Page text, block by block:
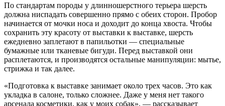
По стандартам породы у длинношерстного терьера шерсть
должна ниспадать совершенно прямо с обеих сторон. Пробор
начинается от мочки носа и доходит до конца хвоста. Чтобы
сохранить эту красоту от выставки к выставке, шерсть
ежедневно заплетают в папильотки — специальные
бумажные или тканевые бигуди. Перед выставкой они
расплетаются, и производятся остальные манипуляции: мытье,
стрижка и так далее.
«Подготовка к выставке занимает около трех часов. Это как
укладка в салоне, только сложнее. Даже у меня нет такого
арсенала косметики, как у моих собак», — рассказывает